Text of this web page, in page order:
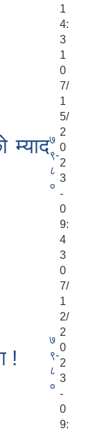
1
4:
3
1
म्याद७
९-
८
०
0
7/
1
5/
2
0
2
3
-
0
9:
4
3
!
७
९-
८
०
0
7/
1
2/
2
0
2
3
-
0
9: